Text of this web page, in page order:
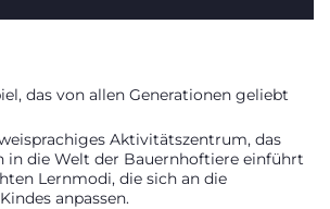
das von allen Generationen geliebt
Aktivitätszentrum, das
in die Welt der Bauernhoftiere einführt
Lernmodi, die sich an die
anpassen.